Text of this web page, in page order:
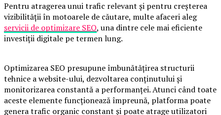
Pentru atragerea unui trafic relevant și pentru creșterea
vizibilității în motoarele de căutare, multe afaceri aleg
servicii de optimizare SEO, una dintre cele mai eficiente
investiții digitale pe termen lung.
Optimizarea SEO presupune îmbunătățirea structurii
tehnice a website-ului, dezvoltarea conținutului și
monitorizarea constantă a performanței. Atunci când toate
aceste elemente funcționează împreună, platforma poate
genera trafic organic constant și poate atrage utilizatori